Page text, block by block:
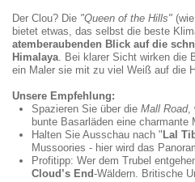
Der Clou? Die "Queen of the Hills"
bietet etwas, das selbst die beste
atemberaubenden Blick auf die
Himalaya. Bei klarer Sicht wirken die
ein Maler sie mit zu viel Weiß auf die
Unsere Empfehlung:
Spazieren Sie über die Mall Road,
bunte Basarläden eine charmante
Halten Sie Ausschau nach " Lal
Mussoories - hier wird das
Profitipp: Wer dem Trubel
Cloud’s End-Wäldern. Britische